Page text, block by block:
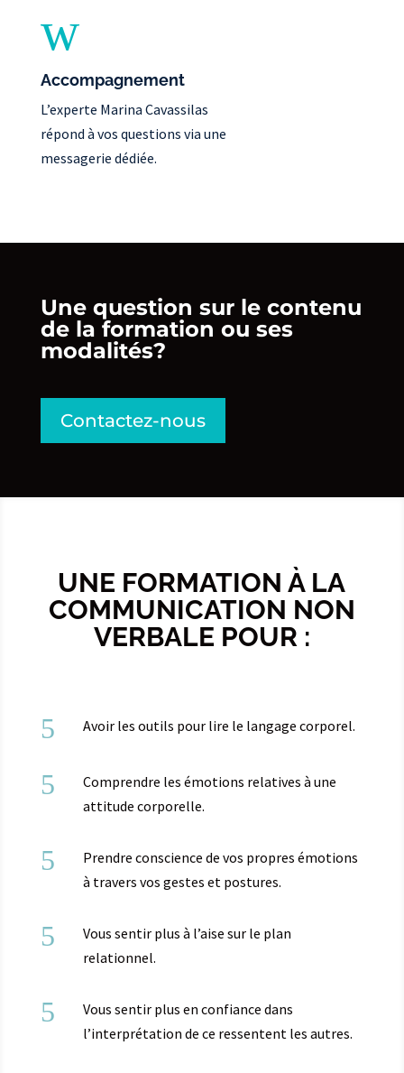
w
Accompagnement
L’experte Marina Cavassilas
répond à vos questions via une
messagerie dédiée.
Une question sur le contenu
de la formation ou ses
modalités?
Contactez-nous
UNE FORMATION À LA
COMMUNICATION NON
VERBALE POUR :
5 Avoir les outils pour lire le langage corporel.
5
Comprendre les émotions relatives à une
attitude corporelle.
5
Prendre conscience de vos propres émotions
à travers vos gestes et postures.
5
Vous sentir plus à l’aise sur le plan
relationnel.
5
Vous sentir plus en confiance dans
l’interprétation de ce ressentent les autres.